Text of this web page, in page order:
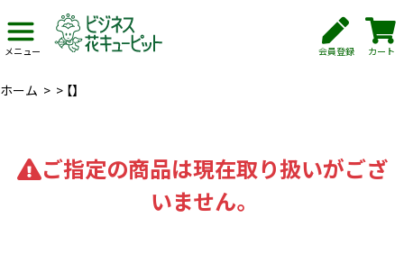
メニュー 会員登録 カート
ホーム > > 【】
ご指定の商品は現在取り扱いがござ
いません。